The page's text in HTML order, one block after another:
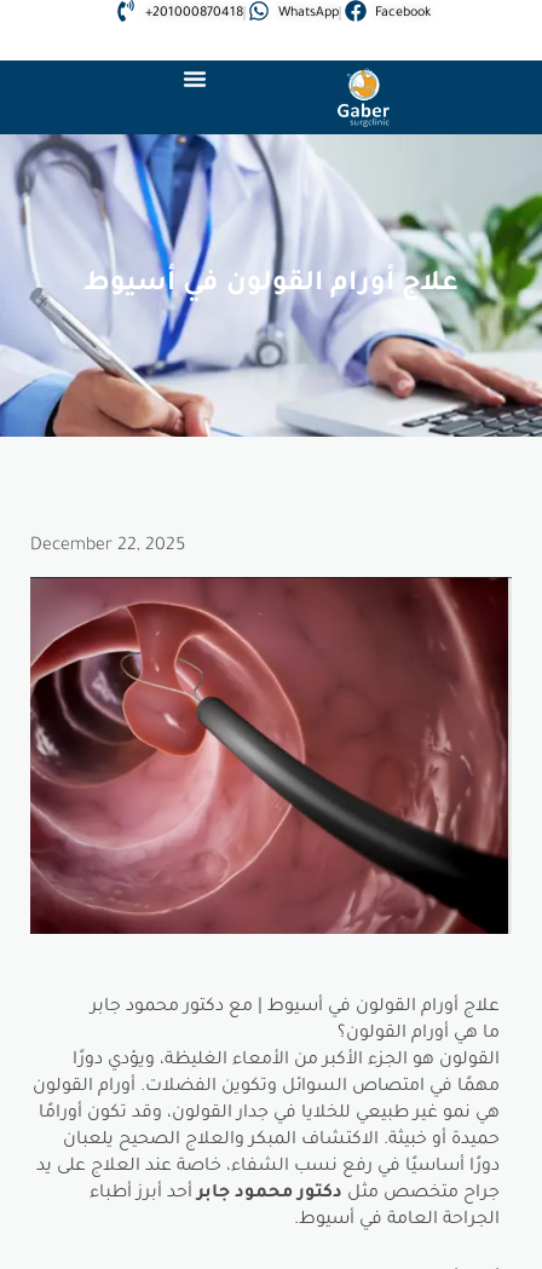
+201000870418 WhatsApp Facebook
علاج أورام القولون في أسيوط
December 22, 2025
علاج أورام القولون في أسيوط | مع دكتور محمود جابر
ما هي أورام القولون؟
القولون هو الجزء الأكبر من الأمعاء الغليظة، ويؤدي دورًا
مهمًا في امتصاص السوائل وتكوين الفضلات. أورام القولون
هي نمو غير طبيعي للخلايا في جدار القولون، وقد تكون أورامًا
حميدة أو خبيثة. الاكتشاف المبكر والعلاج الصحيح يلعبان
دورًا أساسيًا في رفع نسب الشفاء، خاصة عند العلاج على يد
جراح متخصص مثل دكتور محمود جابرأحد أبرز أطباء
الجراحة العامة في أسيوط.